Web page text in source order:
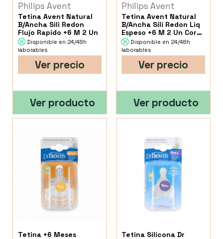
Philips Avent
Tetina Avent Natural
B/Ancha Sili Redon
Flujo Rapido +6 M 2 Un
Disponible en 24/48h
laborables
Ver precio
Ver producto
Philips Avent
Tetina Avent Natural
B/Ancha Sili Redon Liq
Espeso +6 M 2 Un Corte
Y
Disponible en 24/48h
laborables
Ver precio
Ver producto
Tetina +6 Meses
Tetina Silicona Dr